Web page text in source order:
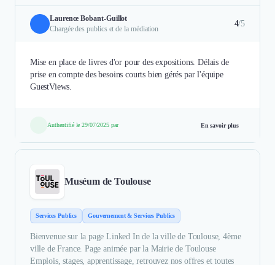
Laurence Bobant-Guillot
Chargée des publics et de la médiation
4/5
Mise en place de livres d'or pour des expositions. Délais de
prise en compte des besoins courts bien gérés par l'équipe
GuestViews.
Authentifié le 29/07/2025 par En savoir plus
Muséum de Toulouse
Services Publics Gouvernement & Services Publics
Bienvenue sur la page Linked In de la ville de Toulouse, 4ème
ville de France. Page animée par la Mairie de Toulouse
Emplois, stages, apprentissage, retrouvez nos offres et toutes